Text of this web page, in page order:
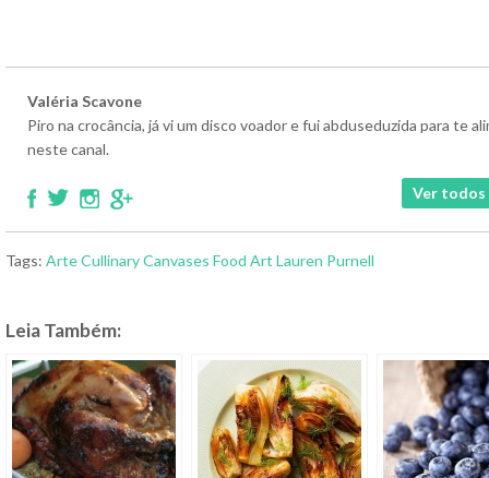
Valéria Scavone
Piro na crocância, já vi um disco voador e fui abduseduzida para te
neste canal.
Ver todos
Tags: ArteCullinary Canvases Food Art Lauren Purnell
Leia Também: